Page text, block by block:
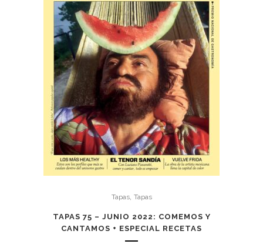
Tapas, Tapas
TAPAS 75 – JUNIO 2022: COMEMOS Y
CANTAMOS + ESPECIAL RECETAS